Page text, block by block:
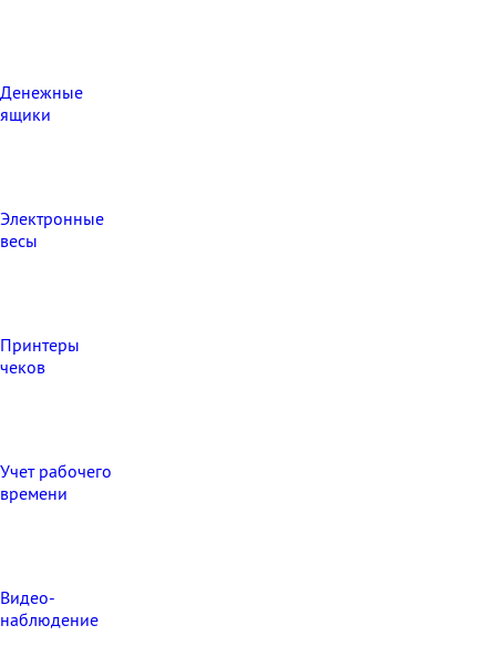
Денежные
ящики
Электронные
весы
Принтеры
чеков
Учет рабочего
времени
Видео‑
наблюдение